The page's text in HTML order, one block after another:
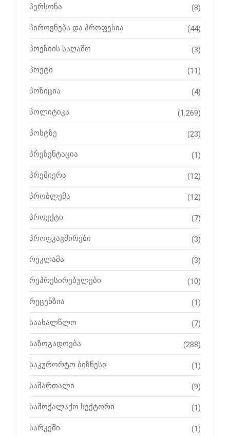
პერსონა (8)
პიროვნება და პროფესია (44)
პოეზიის საღამო (3)
პოეტი (11)
პოზიცია (4)
პოლიტიკა (1,269)
პოსტზე (23)
პრეზენტაცია (1)
პრემიერა (12)
პრობლემა (12)
პროექტი (7)
პროფკავშირები (3)
რეკლამა (3)
რეპრესირებულები (10)
რეცენზია (1)
საახალწლო (7)
საზოგადოება (288)
საკურორტო ბიზნესი (1)
სამართალი (9)
სამოქალაქო სექტორი (1)
სარკეში (1)